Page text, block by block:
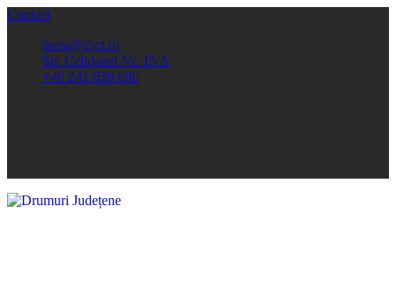
Contact
press@djct.ro
Str. Celulozei Nr. 15 A
+40 241 630 696